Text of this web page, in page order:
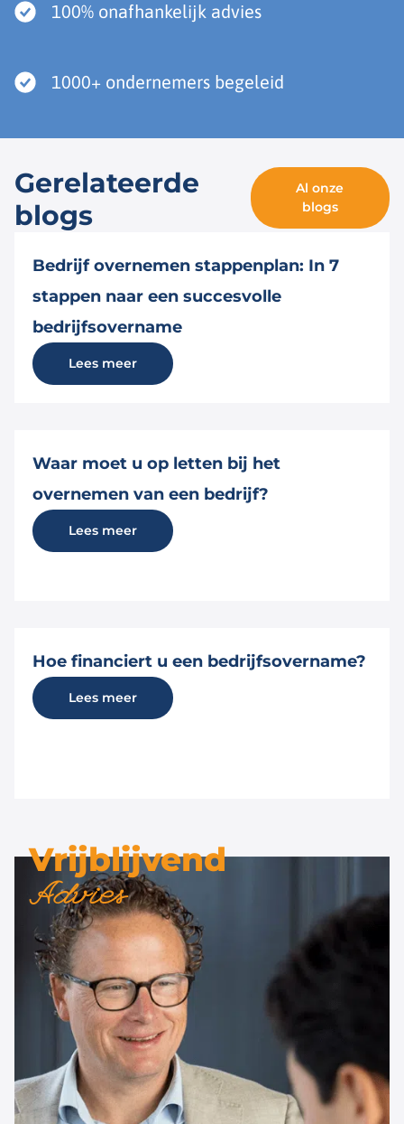
100% onafhankelijk advies
1000+ ondernemers begeleid
Gerelateerde
blogs
Al onze
blogs
Bedrijf overnemen stappenplan: In 7
stappen naar een succesvolle
bedrijfsovername
Lees meer
Waar moet u op letten bij het
overnemen van een bedrijf?
Lees meer
Hoe financiert u een bedrijfsovername?
Lees meer
Vrijblijvend
Advies